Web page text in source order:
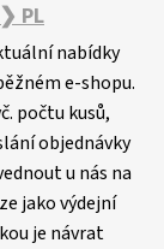
❯ PL
nabídky
e-shopu.
počtu kusů,
objednávky
u nás na
jako výdejní
je návrat